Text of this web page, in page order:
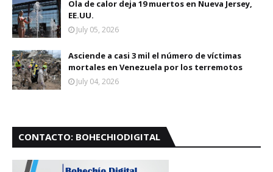
Ola de calor deja 19 muertos en Nueva Jersey,
EE.UU.
July 05, 2026
Asciende a casi 3 mil el número de víctimas
mortales en Venezuela por los terremotos
July 04, 2026
CONTACTO: BOHECHIODIGITAL